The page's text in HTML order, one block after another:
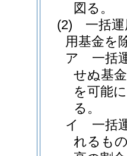
図る。
(2)
一括
用基金を
ア
一括
せぬ基
を可能
る。
イ
一括
れるも